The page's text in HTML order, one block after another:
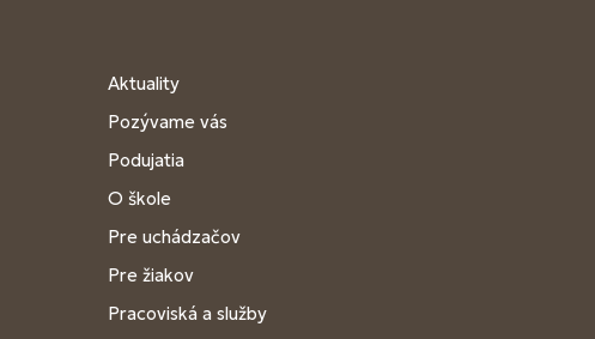
Aktuality
Pozývame vás
Podujatia
O škole
Pre uchádzačov
Pre žiakov
Pracoviská a služby